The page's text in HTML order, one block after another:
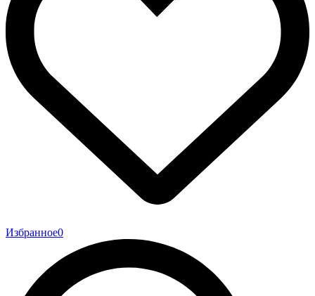
Избранное0